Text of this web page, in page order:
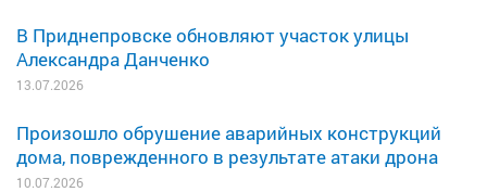
В Приднепровске обновляют участок улицы
Александра Данченко
13.07.2026
Произошло обрушение аварийных конструкций
дома, поврежденного в результате атаки дрона
10.07.2026